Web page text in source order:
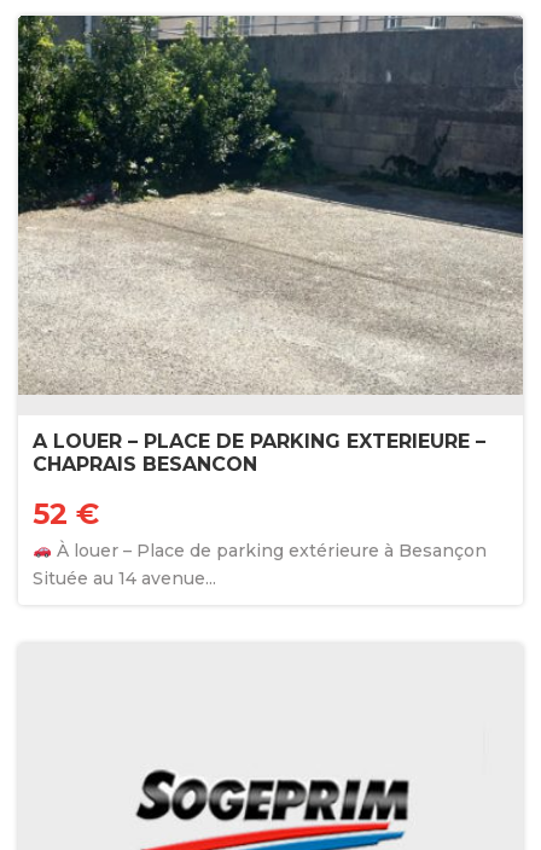
A LOUER – PLACE DE PARKING EXTERIEURE –
CHAPRAIS BESANCON
52 €
À louer – Place de parking extérieure à Besançon
Située au 14 avenue...